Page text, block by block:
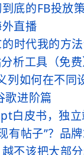
底的FB投放
直播
时代我的方
析工具（免
列如何在不同
歌进阶篇
白皮书，独
有帖子”？品
不该把大部